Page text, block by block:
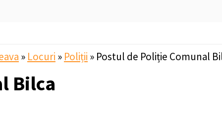
» Locuri » Poliții » Postul de Poliție Comunal
Bilca